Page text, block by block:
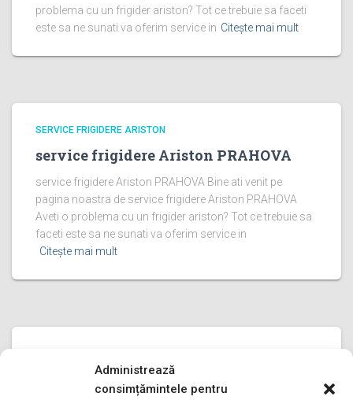
Administrează
consimțămintele pentru
problema cu un frigider ariston? Tot ce trebuie sa faceti
este sa ne sunati va oferim service in Citește mai mult
SERVICE FRIGIDERE ARISTON
service frigidere Ariston PRAHOVA
service frigidere Ariston PRAHOVA Bine ati venit pe
pagina noastra de service frigidere Ariston PRAHOVA
Aveti o problema cu un frigider ariston? Tot ce trebuie sa
faceti este sa ne sunati va oferim service in
Citește mai mult
service frigidere Ariston ILFOV